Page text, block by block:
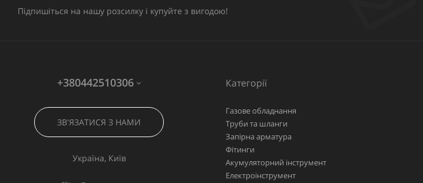
Підпишіться на нашу розсилку і купуйте з вигодою!
+380442510306
ЗВ'ЯЗАТИСЯ З НАМИ
Україна, Київ
Категорії
Газове обладнання
Труби та шланги
Запірна арматура
Фітинги
Акумуляторний інструмент
Електроінструмент